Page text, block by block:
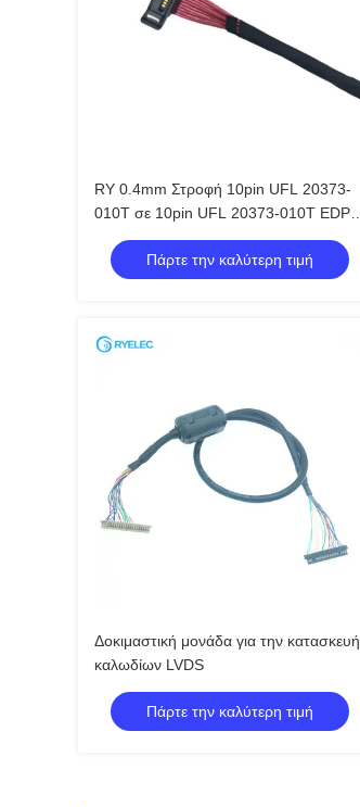
RY 0.4mm Στροφή 10pin UFL 20373-
010T σε 10pin UFL 20373-010T EDP
Micro Coax AWG36 Lvds Συγκρότημα
καλωδίωνΠάρτε την καλύτερη τιμή
Δοκιμαστική μονάδα για την κατασκευή
καλωδίων LVDS
Πάρτε την καλύτερη τιμή